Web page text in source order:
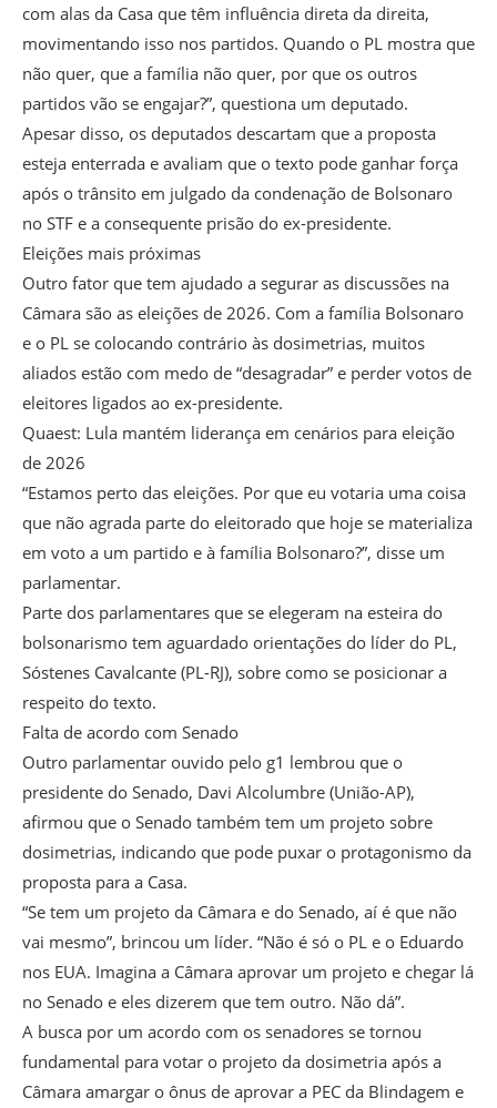
com alas da Casa que têm influência direta da direita,
movimentando isso nos partidos. Quando o PL mostra que
não quer, que a família não quer, por que os outros
partidos vão se engajar?”, questiona um deputado.
Apesar disso, os deputados descartam que a proposta
esteja enterrada e avaliam que o texto pode ganhar força
após o trânsito em julgado da condenação de Bolsonaro
no STF e a consequente prisão do ex-presidente.
Eleições mais próximas
Outro fator que tem ajudado a segurar as discussões na
Câmara são as eleições de 2026. Com a família Bolsonaro
e o PL se colocando contrário às dosimetrias, muitos
aliados estão com medo de “desagradar” e perder votos de
eleitores ligados ao ex-presidente.
Quaest: Lula mantém liderança em cenários para eleição
de 2026
“Estamos perto das eleições. Por que eu votaria uma coisa
que não agrada parte do eleitorado que hoje se materializa
em voto a um partido e à família Bolsonaro?”, disse um
parlamentar.
Parte dos parlamentares que se elegeram na esteira do
bolsonarismo tem aguardado orientações do líder do PL,
Sóstenes Cavalcante (PL-RJ), sobre como se posicionar a
respeito do texto.
Falta de acordo com Senado
Outro parlamentar ouvido pelo g1 lembrou que o
presidente do Senado, Davi Alcolumbre (União-AP),
afirmou que o Senado também tem um projeto sobre
dosimetrias, indicando que pode puxar o protagonismo da
proposta para a Casa.
“Se tem um projeto da Câmara e do Senado, aí é que não
vai mesmo”, brincou um líder. “Não é só o PL e o Eduardo
nos EUA. Imagina a Câmara aprovar um projeto e chegar lá
no Senado e eles dizerem que tem outro. Não dá”.
A busca por um acordo com os senadores se tornou
fundamental para votar o projeto da dosimetria após a
Câmara amargar o ônus de aprovar a PEC da Blindagem e